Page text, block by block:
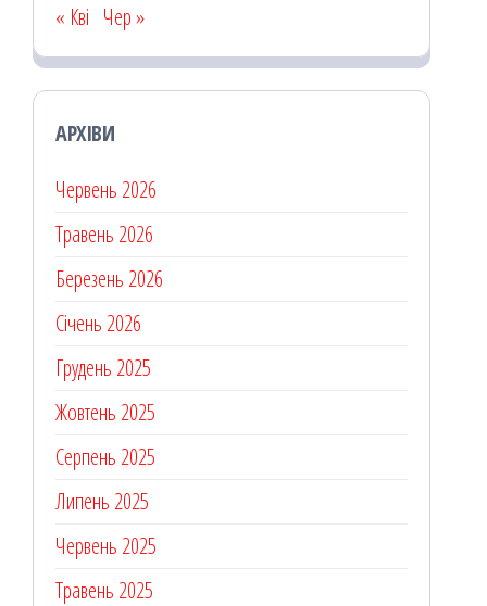
« Кві Чер »
АРХІВИ
Червень 2026
Травень 2026
Березень 2026
Січень 2026
Грудень 2025
Жовтень 2025
Серпень 2025
Липень 2025
Червень 2025
Травень 2025